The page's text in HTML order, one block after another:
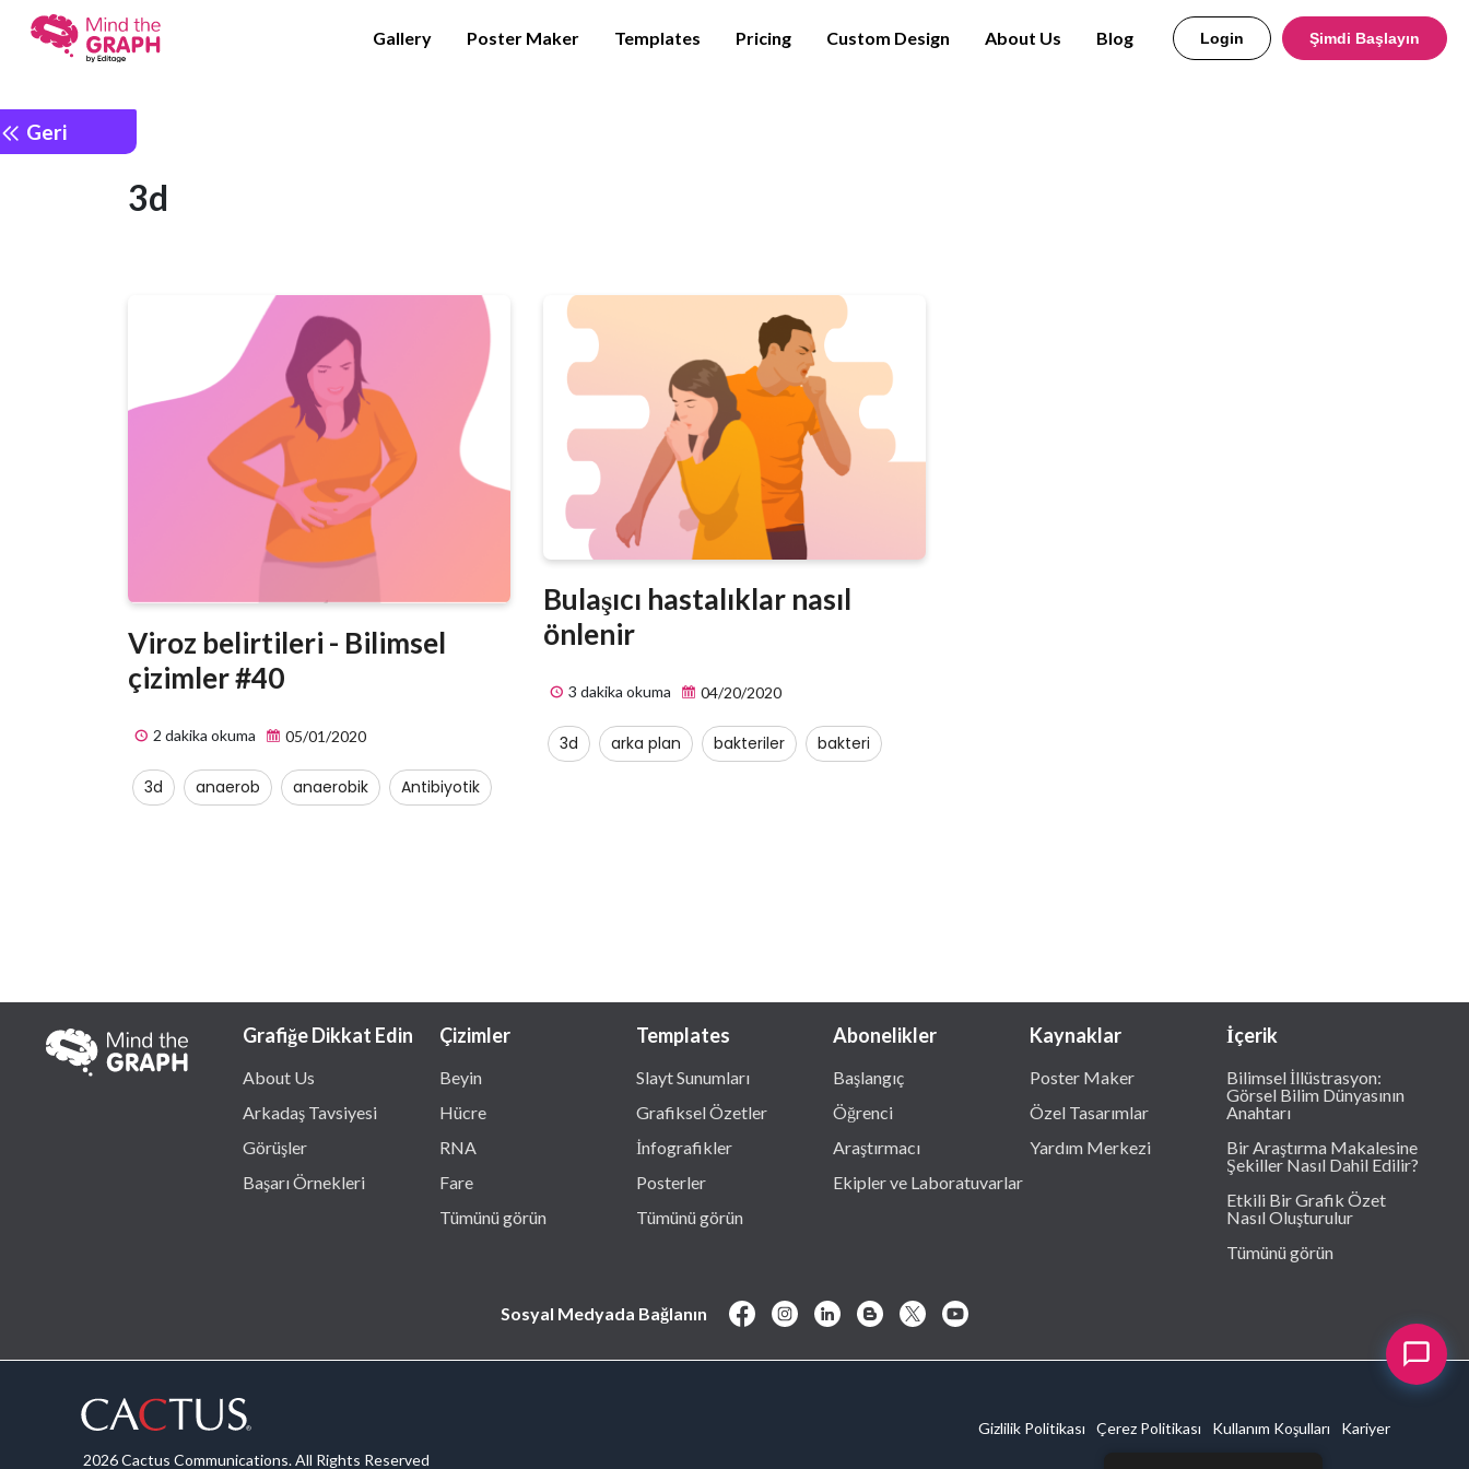
Gallery Poster Maker Templates Pricing Custom Design About Us Blog Login Şimdi Başlayın
Geri
3d
Viroz belirtileri - Bilimsel
çizimler #40
2 dakika okuma 05/01/2020
3d anaerob anaerobik Antibiyotik
Bulaşıcı hastalıklar nasıl
önlenir
3 dakika okuma 04/20/2020
3d arka plan bakteriler bakteri
Grafiğe Dikkat Edin
About Us
Arkadaş Tavsiyesi
Görüşler
Başarı Örnekleri
Çizimler
Beyin
Hücre
RNA
Fare
Tümünü görün
Templates
Slayt Sunumları
Grafiksel Özetler
İnfografikler
Posterler
Tümünü görün
Abonelikler
Başlangıç
Öğrenci
Araştırmacı
Ekipler ve Laboratuvarlar
Kaynaklar
Poster Maker
Özel Tasarımlar
Yardım Merkezi
İçerik
Bilimsel İllüstrasyon:
Görsel Bilim Dünyasının
Anahtarı
Bir Araştırma Makalesine
Şekiller Nasıl Dahil Edilir?
Etkili Bir Grafik Özet
Nasıl Oluşturulur
Tümünü görün
Sosyal Medyada Bağlanın
2026 Cactus Communications. All Rights Reserved
Gizlilik Politikası Çerez Politikası Kullanım Koşulları Kariyer